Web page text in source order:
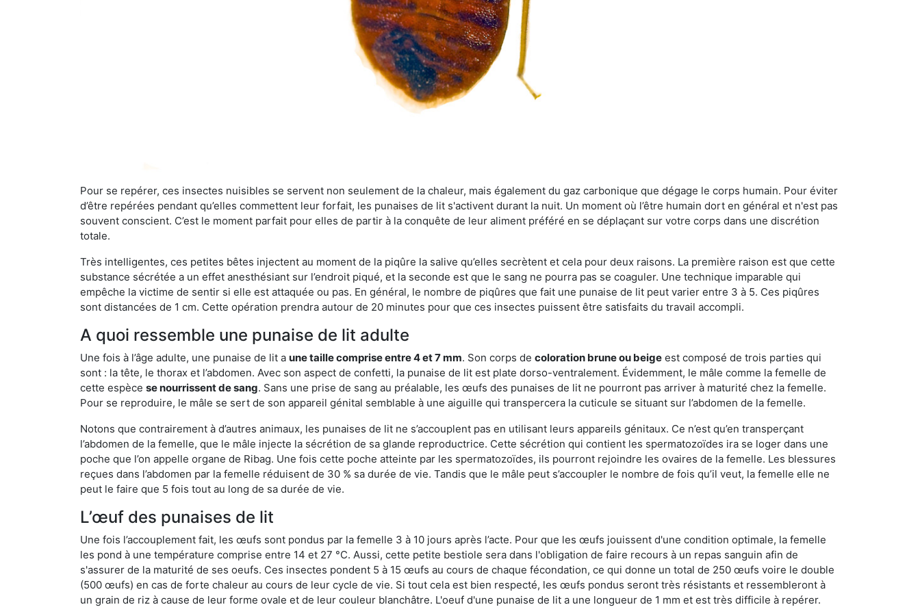
Pour se repérer, ces insectes nuisibles se servent non seulement de la chaleur, mais également du gaz carbonique que dégage le corps humain. Pour éviter
d’être repérées pendant qu’elles commettent leur forfait, les punaises de lit s'activent durant la nuit. Un moment où l’être humain dort en général et n'est pas
souvent conscient. C’est le moment parfait pour elles de partir à la conquête de leur aliment préféré en se déplaçant sur votre corps dans une discrétion
totale.
Très intelligentes, ces petites bêtes injectent au moment de la piqûre la salive qu’elles secrètent et cela pour deux raisons. La première raison est que cette
substance sécrétée a un effet anesthésiant sur l’endroit piqué, et la seconde est que le sang ne pourra pas se coaguler. Une technique imparable qui
empêche la victime de sentir si elle est attaquée ou pas. En général, le nombre de piqûres que fait une punaise de lit peut varier entre 3 à 5. Ces piqûres
sont distancées de 1 cm. Cette opération prendra autour de 20 minutes pour que ces insectes puissent être satisfaits du travail accompli.
A quoi ressemble une punaise de lit adulte
Une fois à l’âge adulte, une punaise de lit a une taille comprise entre 4 et 7 mm. Son corps de coloration brune ou beige est composé de trois parties qui
sont : la tête, le thorax et l’abdomen. Avec son aspect de confetti, la punaise de lit est plate dorso-ventralement. Évidemment, le mâle comme la femelle de
cette espèce se nourrissent de sang. Sans une prise de sang au préalable, les œufs des punaises de lit ne pourront pas arriver à maturité chez la femelle.
Pour se reproduire, le mâle se sert de son appareil génital semblable à une aiguille qui transpercera la cuticule se situant sur l’abdomen de la femelle.
Notons que contrairement à d’autres animaux, les punaises de lit ne s’accouplent pas en utilisant leurs appareils génitaux. Ce n’est qu’en transperçant
l’abdomen de la femelle, que le mâle injecte la sécrétion de sa glande reproductrice. Cette sécrétion qui contient les spermatozoïdes ira se loger dans une
poche que l’on appelle organe de Ribag. Une fois cette poche atteinte par les spermatozoïdes, ils pourront rejoindre les ovaires de la femelle. Les blessures
reçues dans l’abdomen par la femelle réduisent de 30 % sa durée de vie. Tandis que le mâle peut s’accoupler le nombre de fois qu’il veut, la femelle elle ne
peut le faire que 5 fois tout au long de sa durée de vie.
L’œuf des punaises de lit
Une fois l’accouplement fait, les œufs sont pondus par la femelle 3 à 10 jours après l’acte. Pour que les œufs jouissent d'une condition optimale, la femelle
les pond à une température comprise entre 14 et 27 °C. Aussi, cette petite bestiole sera dans l'obligation de faire recours à un repas sanguin afin de
s'assurer de la maturité de ses oeufs. Ces insectes pondent 5 à 15 œufs au cours de chaque fécondation, ce qui donne un total de 250 œufs voire le double
(500 œufs) en cas de forte chaleur au cours de leur cycle de vie. Si tout cela est bien respecté, les œufs pondus seront très résistants et ressembleront à
un grain de riz à cause de leur forme ovale et de leur couleur blanchâtre. L'oeuf d'une punaise de lit a une longueur de 1 mm et est très difficile à repérer.